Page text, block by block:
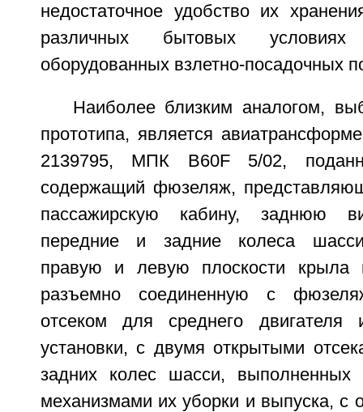
недостаточное удобство их
различных бытовых
оборудованных взлетно-посадочных
Наиболее близким аналогом,
прототипа, является
2139795, МПК B60F 5/02,
содержащий фюзеляж,
пассажирскую кабину, заднюю
передние и задние колеса
правую и левую плоскости крыла
разъемно соединенную с
отсеком для среднего двигателя
установки, с двумя открытыми
задних колес шасси, выполненных
механизмами их уборки и выпуска, с